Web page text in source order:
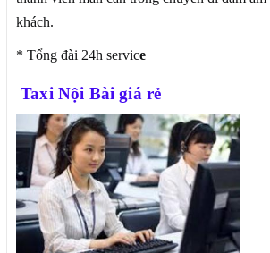
khách.
* Tổng đài 24h service
Taxi Nội Bài giá rẻ